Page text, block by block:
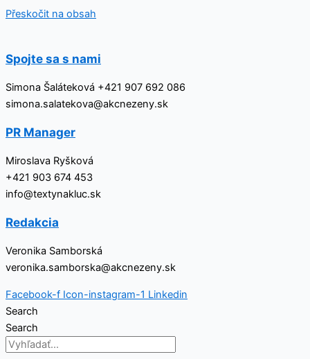
Přeskočit na obsah
Spojte sa s nami
Simona Šaláteková +421 907 692 086
simona.salatekova@akcnezeny.sk
PR Manager
Miroslava Ryšková
+421 903 674 453
info@textynakluc.sk
Redakcia
Veronika Samborská
veronika.samborska@akcnezeny.sk
Facebook-f Icon-instagram-1 Linkedin
Search
Search